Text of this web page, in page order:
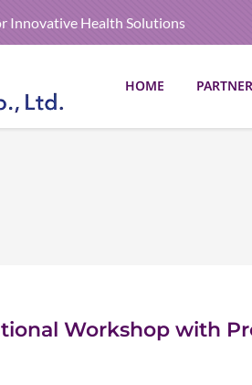
Innovative Health Solutions
HOME
Workshop with